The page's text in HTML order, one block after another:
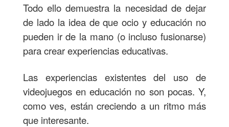
Todo ello demuestra la necesidad de dejar
de lado la idea de que ocio y educación no
pueden ir de la mano (o incluso fusionarse)
para crear experiencias educativas.
Las experiencias existentes del uso de
videojuegos en educación no son pocas. Y,
como ves, están creciendo a un ritmo más
que interesante.